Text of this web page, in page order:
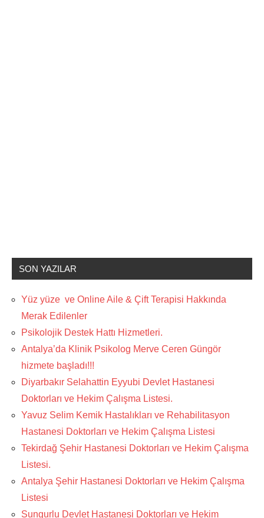
SON YAZILAR
Yüz yüze ve Online Aile & Çift Terapisi Hakkında
Merak Edilenler
Psikolojik Destek Hattı Hizmetleri.
Antalya’da Klinik Psikolog Merve Ceren Güngör
hizmete başladı!!!
Diyarbakır Selahattin Eyyubi Devlet Hastanesi
Doktorları ve Hekim Çalışma Listesi.
Yavuz Selim Kemik Hastalıkları ve Rehabilitasyon
Hastanesi Doktorları ve Hekim Çalışma Listesi
Tekirdağ Şehir Hastanesi Doktorları ve Hekim Çalışma
Listesi.
Antalya Şehir Hastanesi Doktorları ve Hekim Çalışma
Listesi
Sungurlu Devlet Hastanesi Doktorları ve Hekim